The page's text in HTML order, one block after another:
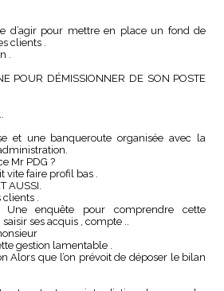
d’agir pour mettre en place un fond de
clients .
.
POUR DÉMISSIONNER DE SON POSTE
et une banqueroute organisée avec la
Mr PDG ?
vite faire profil bas .
AUSSI.
clients .
Une enquête pour comprendre cette
ses acquis , compte ..
gestion lamentable .
Alors que l’on prévoit de déposer le bilan